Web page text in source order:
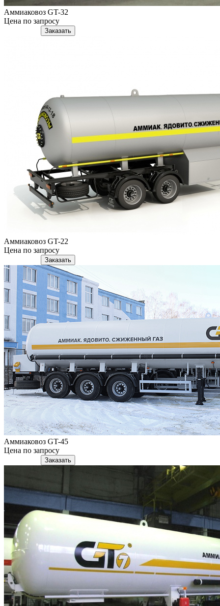
Аммиаковоз GT-32
Цена по запросу
Заказать
Аммиаковоз GT-22
Цена по запросу
Заказать
Аммиаковоз GT-45
Цена по запросу
Заказать